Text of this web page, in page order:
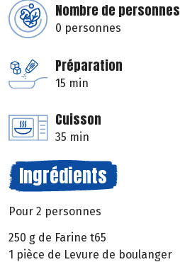
Nombre de personnes
0 personnes
Préparation
15 min
Cuisson
35 min
Ingrédients
Pour 2 personnes
250 g de Farine t65
1 pièce de Levure de boulanger